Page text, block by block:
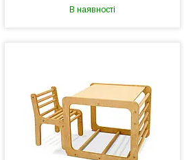
В наявності